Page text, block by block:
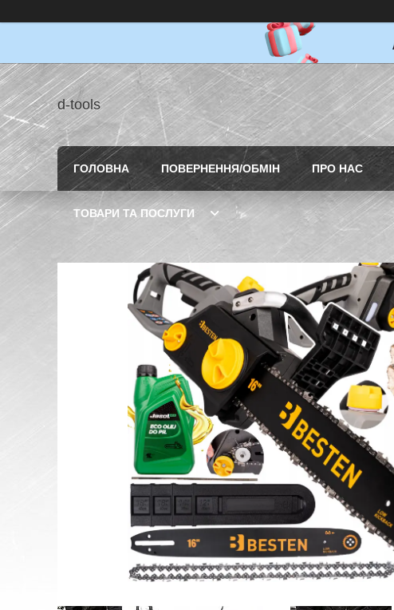
d-tools
ГОЛОВНА ПОВЕРНЕННЯ/ОБМІН ПРО НАС
ТОВАРИ ТА ПОСЛУГИ